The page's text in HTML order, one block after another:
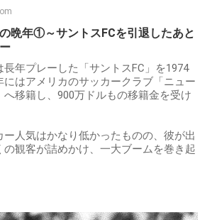
晩年①～サントスFCを引退したあと
年プレーした「サントスFC」を1974
はアメリカのサッカークラブ「ニュー
へ移籍し、900万ドルもの移籍金を受け
ー人気はかなり低かったものの、彼が出
観客が詰めかけ、一大ブームを巻き起